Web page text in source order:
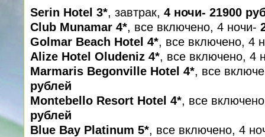
Serin Hotel 3*, завтрак, 4 ночи- 21900
Club Munamar 4*, все включено, 4 ночи-
Golmar Beach Hotel 4*, все включено, 4
Alize Hotel Oludeniz 4*, все включено, 4
Marmaris Begonville Hotel 4*, все
рублей
Montebello Resort Hotel 4*, все
рублей
Blue Bay Platinum 5*, все включено, 4